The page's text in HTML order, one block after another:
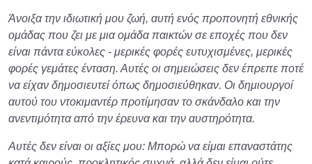
Άνοιξα την ιδιωτική μου ζωή, αυτή ενός προπονητή εθνικής
ομάδας που ζει με μια ομάδα παικτών σε εποχές που δεν
είναι πάντα εύκολες - μερικές φορές ευτυχισμένες, μερικές
φορές γεμάτες ένταση. Αυτές οι σημειώσεις δεν έπρεπε ποτέ
να είχαν δημοσιευτεί όπως δημοσιεύθηκαν. Οι δημιουργοί
αυτού του ντοκιμαντέρ προτίμησαν το σκάνδαλο και την
ανεντιμότητα από την έρευνα και την αυστηρότητα.
Αυτές δεν είναι οι αξίες μου: Μπορώ να είμαι επαναστάτης